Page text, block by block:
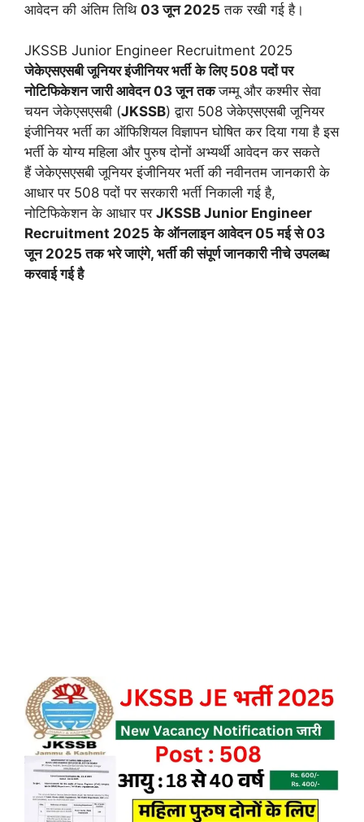
आवेदन की अंतिम तिथि 03 जून 2025 तक रखी गई है।
JKSSB Junior Engineer Recruitment 2025
जेकेएसएसबी जूनियर इंजीनियर भर्ती के लिए 508 पदों पर
नोटिफिकेशन जारी आवेदन 03 जून तकजम्मू और कश्मीर सेवा
चयन जेकेएसएसबी (JKSSB) द्वारा 508 जेकेएसएसबी जूनियर
इंजीनियर भर्ती का ऑफिशियल विज्ञापन घोषित कर दिया गया है इस
भर्ती के योग्य महिला और पुरुष दोनों अभ्यर्थी आवेदन कर सकते
हैं जेकेएसएसबी जूनियर इंजीनियर भर्ती की नवीनतम जानकारी के
आधार पर 508 पदों पर सरकारी भर्ती निकाली गई है,
नोटिफिकेशन के आधार पर JKSSB Junior Engineer
Recruitment 2025 के ऑनलाइन आवेदन 05 मई से 03
जून 2025 तक भरे जाएंगे, भर्ती की संपूर्ण जानकारी नीचे उपलब्ध
करवाई गई है